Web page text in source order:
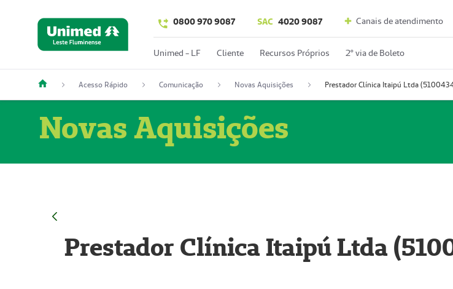
0800 970 9087 SAC 4020 9087 Canais de atendimento
Unimed - LF Cliente Recursos Próprios 2º via de Boleto
Acesso Rápido Comunicação Novas Aquisições Prestador Clínica Itaipú Ltda
Novas Aquisições
Prestador Clínica Itaipú Ltda